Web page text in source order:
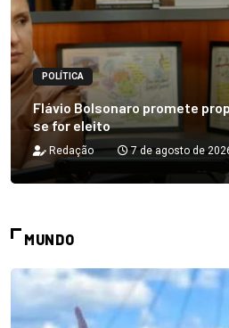
POLÍTICA
Flávio Bolsonaro promete
se for eleito
Redação 7 de agosto de
MUNDO